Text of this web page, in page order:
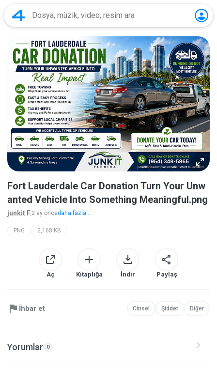
Fort Lauderdale Car Donation Turn Your Unw
anted Vehicle Into Something Meaningful.png
junkit F.2 ay öncedaha fazla...
PNG 2,168 KB
Aç Kitaplığa İndir Paylaş
İhbar et Cinsel Şiddet Diğer
Yorumlar 0